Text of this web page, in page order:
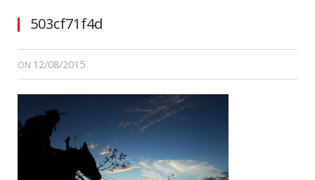
503cf71f4d
ON 12/08/2015